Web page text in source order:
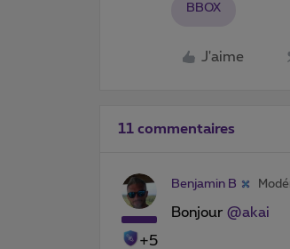
BBOX
J'aime
11 commentaires
+5
Benjamin B
Bonjour ​ @akai